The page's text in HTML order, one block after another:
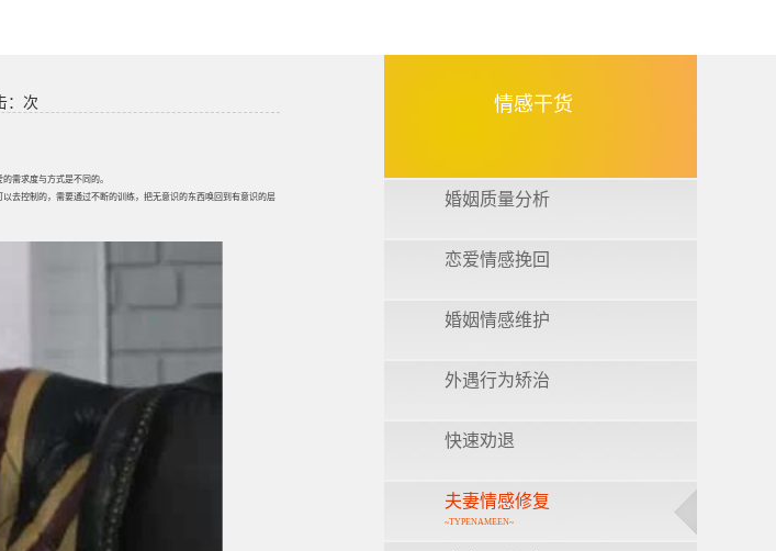
： 次
需求度与方式是不同的。
去控制的，需要通过不断的训练，把无意识的东西唤回到有意识的层
情感干货
婚姻质量分析
恋爱情感挽回
婚姻情感维护
外遇行为矫治
快速劝退
夫妻情感修复
~TYPENAMEEN~